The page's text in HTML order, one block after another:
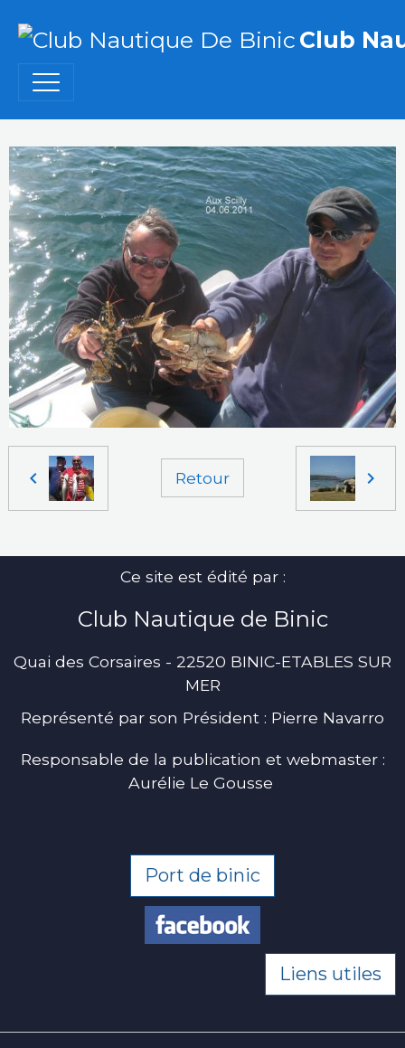
Club
Retour
Ce site est édité par :
Club Nautique de Binic
Quai des Corsaires - 22520 BINIC-ETABLES SUR
MER
Représenté par son Président : Pierre Navarro
Responsable de la publication et webmaster :
Aurélie Le Gousse
Port de binic
Liens utiles